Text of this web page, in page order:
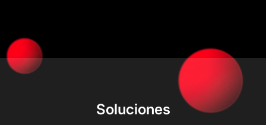
Soluciones